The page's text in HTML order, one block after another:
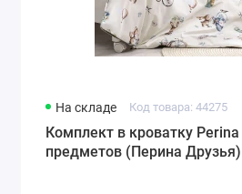
На складе Код товара: 44275
Комплект в кроватку
предметов (Перина Друзья)